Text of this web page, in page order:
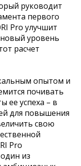
руководит
первого
Pro улучшит
уровень
расчет
опытом и
почивать
ее успеха – в
для повышения
свою
Pro
из